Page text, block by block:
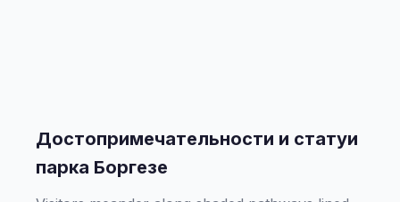
Достопримечательности и статуи
парка Боргезе